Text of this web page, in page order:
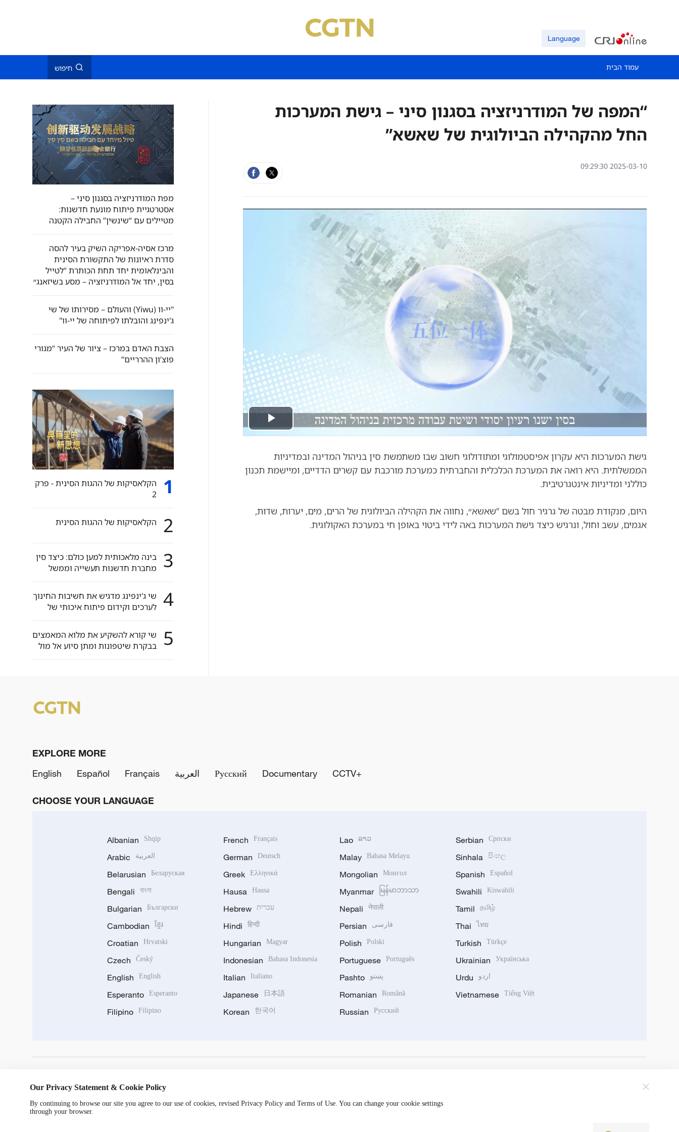
Language
עמוד הבית חיפוש
“המפה של המודרניזציה בסגנון סיני – גישת המערכות
החל מהקהילה הביולוגית של שאשא”
09:29:30 2025-03-10
Play
גישת המערכות היא עקרון אפיסטמולוגי ומתודולוגי חשוב שבו משתמשת סין בניהול המדינה ובמדיניות
הממשלתית. היא רואה את המערכת הכלכלית והחברתית כמערכת מורכבת עם קשרים הדדיים, ומיישמת תכנון
כוללני ומדיניות אינטגרטיבית.
היום, מנקודת מבטה של גרגיר חול בשם “שאשא״, נחווה את הקהילה הביולוגית של הרים, מים, יערות, שדות,
אגמים, עשב וחול, ונרגיש כיצד גישת המערכות באה לידי ביטוי באופן חי במערכת האקולוגית.
מפת המודרניזציה בסגנון סיני –
אסטרטגיית פיתוח מונעת חדשנות:
מטיילים עם “שינשין” החבילה הקטנה
מרכז אסיה-אפריקה השיק בעיר להסה
סדרת ראיונות של התקשורת הסינית
והבינלאומית יחד תחת הכותרת “לטייל
בסין, יחד אל המודרניזציה – מסע בשיזאנג״
"יי-וו (Yiwu) והעולם – מסירותו של שי
ג'ינפינג והובלתו לפיתוחה של יי-וו"
הצבת האדם במרכז – ציור של העיר “מגורי
פוצ’ון ההרריים”
1
הקלאסיקות של ההגות הסינית - פרק
2
2 הקלאסיקות של ההגות הסינית
3
בינה מלאכותית למען כולם: כיצד סין
מחברת חדשנות תעשייה וממשל
עולמי
4
שי ג'ינפינג מדגיש את חשיבות החינוך
לערכים וקידום פיתוח איכותי של
החינוך הבסיסי
5
שי קורא להשקיע את מלוא המאמצים
בבקרת שיטפונות ומתן סיוע אל מול
אסונות טבע
EXPLORE MORE
English
Español Français العربية Русский Documentary CCTV+
CHOOSE YOUR LANGUAGE
Albanian Shqip
Arabic العربية
Belarusian Беларуская
Bengali বাংলা
Bulgarian Български
Cambodian ខ្មែរ
Croatian Hrvatski
Czech Český
English English
Esperanto Esperanto
Filipino Filipino
French Français
German Deutsch
Greek Ελληνικά
Hausa Hausa
Hebrew עברית
Hindi हिन्दी
Hungarian Magyar
Indonesian Bahasa Indonesia
Italian Italiano
Japanese 日本語
Korean 한국어
Lao ລາວ
Malay Bahasa Melayu
Mongolian Монгол
Myanmar မြန်မာဘာသာ
Nepali नेपाली
Persian فارسی
Polish Polski
Portuguese Português
Pashto پښتو
Romanian Română
Russian Русский
Serbian Српски
Sinhala සිංහල
Spanish Español
Swahili Kiswahili
Tamil தமிழ்
Thai ไทย
Turkish Türkçe
Ukrainian Українська
Urdu اردو
Vietnamese Tiếng Việt
Our Privacy Statement & Cookie Policy
By continuing to browse our site you agree to our use of cookies, revised Privacy Policy and Terms of Use. You can change your cookie settings
through your browser.